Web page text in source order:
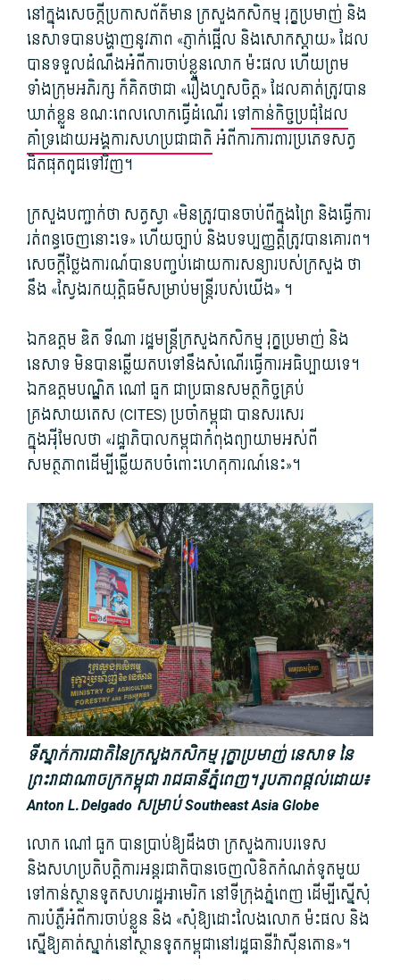
នៅក្នុងសេចក្តីប្រកាសព័ត៌មាន ក្រសួងកសិកម្ម រុក្ខប្រមាញ់ និង
នេសាទបានបង្ហាញនូវភាព «ភ្ញាក់ផ្អើល និងសោកស្ដាយ» ដែល
បានទទួលដំណឹងអំពីការចាប់ខ្លួនលោក ម៉ះផល ហើយព្រម
ទាំងក្រុមអភិរក្ស ក៏គិតថាជា «រឿងហួសចិត្ត» ដែលគាត់ត្រូវបាន
ឃាត់ខ្លួន ខណៈពេលលោកធ្វើដំណើរ ទៅ​កាន់កិច្ចប្រជុំដែល
គាំទ្រដោយអង្គការសហប្រជាជាតិ អំពីការការពារប្រភេទសត្វ
ជិតផុតពូជទៅវិញ។
ក្រសួង​បញ្ជាក់​ថា​ សត្វ​ស្វា «មិន​ត្រូវ​បាន​ចាប់​ពី​ក្នុងព្រៃ និងធ្វើការ
រត់​ពន្ធ​ចេញនោះទេ» ហើយ​ច្បាប់ និង​បទប្បញ្ញត្តិ​ត្រូវ​បាន​គោរព។
សេចក្តីថ្លែងការណ៍បានបញ្ចប់ដោយការសន្យារបស់ក្រសួង ថា
នឹង «ស្វែងរកយុត្តិធម៌សម្រាប់មន្ត្រីរបស់យើង» ។
ឯកឧត្តម ឌិត ទីណា រដ្ឋមន្ត្រីក្រសួងកសិកម្ម រុក្ខប្រមាញ់ និង
នេសាទ មិនបានឆ្លើយតបទៅនឹងសំណើរធ្វើការអធិប្បាយទេ។
ឯកឧត្តមបណ្ឌិត ណៅ ធួក ជាប្រធានសមត្ថកិច្ចគ្រប់
គ្រងសាយតេស (CITES) ប្រចាំកម្ពុជា បានសរសេរ
ក្នុងអ៉ីមែលថា «រដ្ឋាភិបាលកម្ពុជាកំពុងព្យាយាមអស់ពី
សមត្ថភាពដើម្បីឆ្លើយតបចំពោះហេតុការណ៍នេះ»។
ទីស្នាក់ការជាតិនៃក្រសួងកសិកម្ម រុក្ខាប្រមាញ់ នេសាទ នៃ
ព្រះរាជាណាចក្រកម្ពុជា រាជធានីភ្នំពេញ។ រូបភាពផ្តល់ដោយ៖
Anton L. Delgado សម្រាប់ Southeast Asia Globe
លោក ណៅ ធួក បានប្រាប់ឱ្យដឹងថា ក្រសួងការបរទេស
និងសហប្រតិបត្តិការអន្តរជាតិបានចេញលិខិតកំណត់ទូតមួយ
ទៅកាន់ស្ថានទូតសហរដ្ឋអាមេរិក នៅទីក្រុងភ្នំពេញ ដើម្បីស្នើសុំ
ការបំភ្លឺអំពីការចាប់ខ្លួន និង «សុំឱ្យដោះលែងលោក ម៉ះផល និង
ស្នើឱ្យគាត់ស្នាក់នៅស្ថានទូតកម្ពុជានៅរដ្ឋធានីវ៉ាស៊ីនតោន»។